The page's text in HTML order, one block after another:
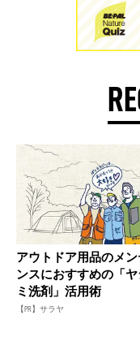
アウトドア用品のメ
ンスにおすすめの「ヤ
ミ洗剤」活用術
【PR】サラヤ